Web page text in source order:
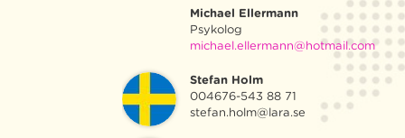
Michael Ellermann
Psykolog
michael.ellermann@hotmail.com
Stefan Holm
004676-543 88 71
stefan.holm@lara.se